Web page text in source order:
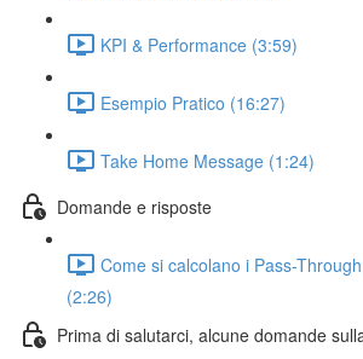
KPI & Performance (3:59)
Esempio Pratico (16:27)
Take Home Message (1:24)
Domande e risposte
Come si calcolano i Pass-
(2:26)
Prima di salutarci, alcune domande